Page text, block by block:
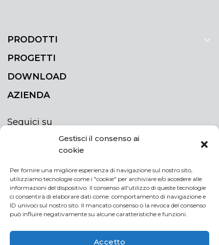
Gestisci il consenso ai
cookie
Per fornire una migliore esperienza di navigazione sul nostro sito,
utilizziamo tecnologie come i "cookie" per archiviare e/o accedere alle
informazioni del dispositivo. Il consenso all'utilizzo di queste tecnologie
ci consentirà di elaborare dati come: comportamento di navigazione e
ID univoci sul nostro sito. Il mancato consenso o la revoca del consenso
può influire negativamente su alcune caratteristiche e funzioni.
Accetto
PRODOTTI
PROGETTI
DOWNLOAD
AZIENDA
Seguici su
ISCRIVITI ALLA NEWSLETTER
Rimani sempre aggiornato iscrivendoti alla
newsletter
NEWSLETTER
If